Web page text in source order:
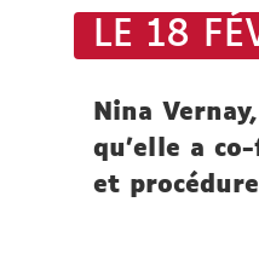
LE 18
Nina
qu'elle a co-
et